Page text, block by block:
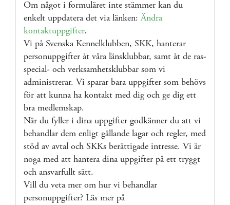
Om något i formuläret inte stämmer kan du
enkelt uppdatera det via länken:Ändra
kontaktuppgifter.
Vi på Svenska Kennelklubben, SKK, hanterar
personuppgifter åt våra länsklubbar, samt åt de ras-
special- och verksamhetsklubbar som vi
administrerar. Vi sparar bara uppgifter som behövs
för att kunna ha kontakt med dig och ge dig ett
bra medlemskap.
När du fyller i dina uppgifter godkänner du att vi
behandlar dem enligt gällande lagar och regler, med
stöd av avtal och SKKs berättigade intresse. Vi är
noga med att hantera dina uppgifter på ett tryggt
och ansvarfullt sätt.
Vill du veta mer om hur vi behandlar
personuppgifter? Läs mer på